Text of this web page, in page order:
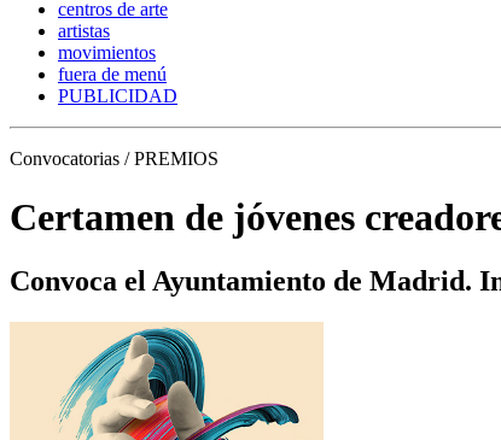
centros de arte
artistas
movimientos
fuera de menú
PUBLICIDAD
Convocatorias / PREMIOS
Certamen de jóvenes
Convoca el Ayuntamiento de Madrid.